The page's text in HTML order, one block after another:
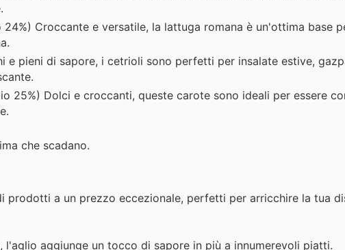
Croccante e versatile, la lattuga romana è un'ottima base
e pieni di sapore, i cetrioli sono perfetti per insalate estive,
25%) Dolci e croccanti, queste carote sono ideali per essere
che scadano.
prodotti a un prezzo eccezionale, perfetti per arricchire la tua
aggiunge un tocco di sapore in più a innumerevoli piatti.